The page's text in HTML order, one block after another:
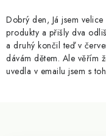
Podmínky ochrany
Slevový systém
Vše o
Dobrý den, Já jsem
produkty a přišly dva
a druhý končil teď v
dávám dětem. Ale věřím
uvedla v emailu jsem s